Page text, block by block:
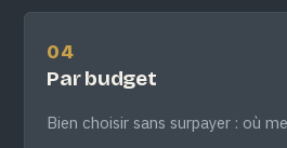
04
Par budget
Bien choisir sans surpayer : où